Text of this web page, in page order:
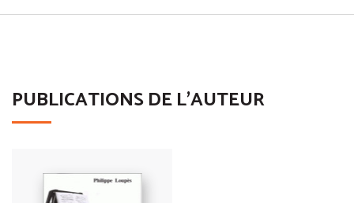
PUBLICATIONS DE L'AUTEUR